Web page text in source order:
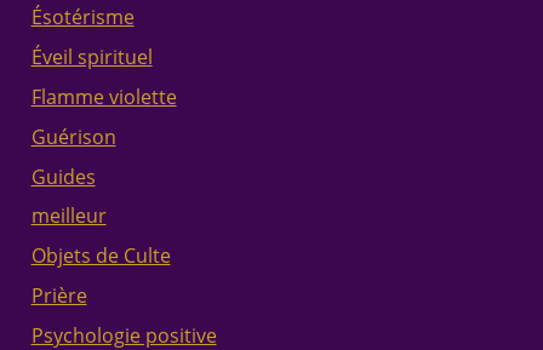
Ésotérisme
Éveil spirituel
Flamme violette
Guérison
Guides
meilleur
Objets de Culte
Prière
Psychologie positive